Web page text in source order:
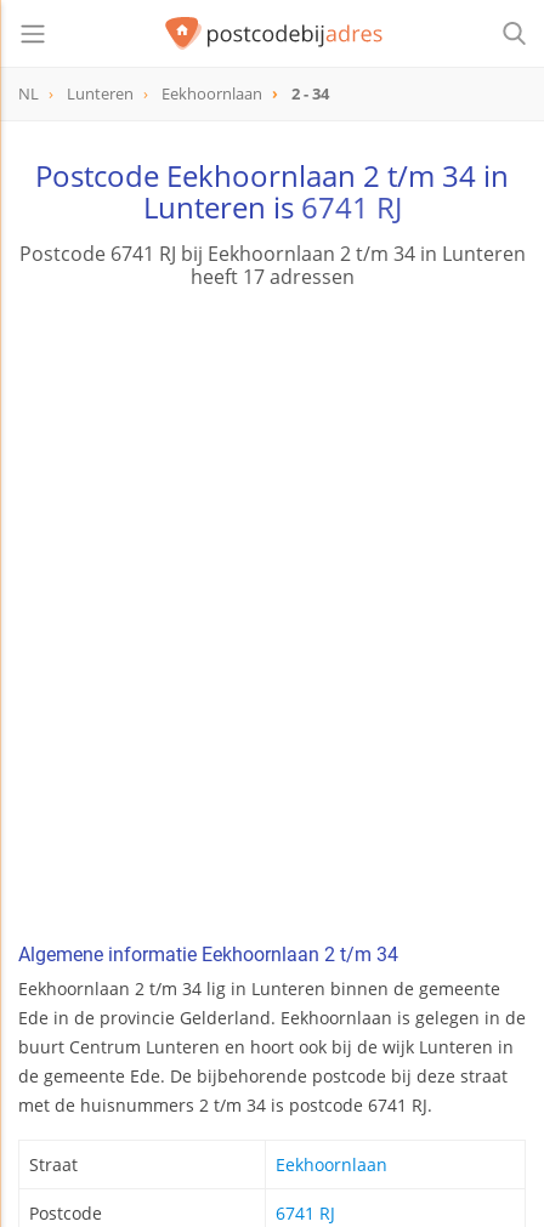
NL Lunteren Eekhoornlaan 2 - 34
Postcode Eekhoornlaan 2 t/m 34 in
Lunteren is 6741 RJ
Postcode 6741 RJ bij Eekhoornlaan 2 t/m 34 in Lunteren
heeft 17 adressen
Algemene informatie Eekhoornlaan 2 t/m 34
Eekhoornlaan 2 t/m 34 lig in Lunteren binnen de gemeente
Ede in de provincie Gelderland. Eekhoornlaan is gelegen in de
buurt Centrum Lunteren en hoort ook bij de wijk Lunteren in
de gemeente Ede. De bijbehorende postcode bij deze straat
met de huisnummers 2 t/m 34 is postcode 6741 RJ.
Straat Eekhoornlaan
Postcode 6741 RJ